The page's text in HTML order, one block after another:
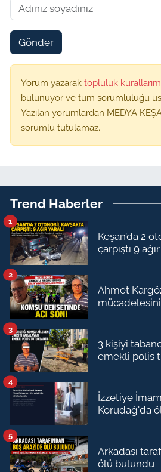
Gönder
Yorum yazarak topluluk
bulunuyor ve tüm sorumluluğu
Yazılan yorumlardan MEDYA
sorumlu tutulamaz.
Trend Haberler
Keşan’da 2
çarpıştı 9
1
Ahmet
2
3 kişiyi
emekli polis
3
İzzetiye
Korudağ'da
4
Arkadaşı
ölü bulundu
5